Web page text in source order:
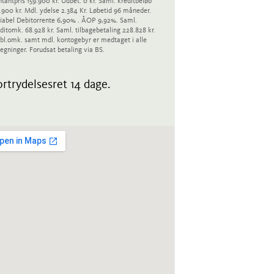
kr. Mdl. ydelse 2.384 Kr. Løbetid 96 måneder.
Debitorrente 6,90% . ÅOP 9,92%. Saml.
68.928 kr. Saml. tilbagebetaling 228.828 kr.
samt mdl. kontogebyr er medtaget i alle
Forudsat betaling via BS.
14 dage.